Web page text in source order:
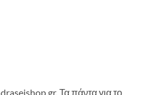
Τα πάντα για το